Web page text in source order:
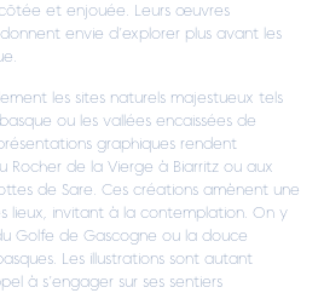
et enjouée. Leurs œuvres
envie d’explorer plus avant les
les sites naturels majestueux tels
ou les vallées encaissées de
graphiques rendent
Rocher de la Vierge à Biarritz ou aux
de Sare. Ces créations amènent une
lieux, invitant à la contemplation. On y
Golfe de Gascogne ou la douce
Les illustrations sont autant
à s’engager sur ses sentiers